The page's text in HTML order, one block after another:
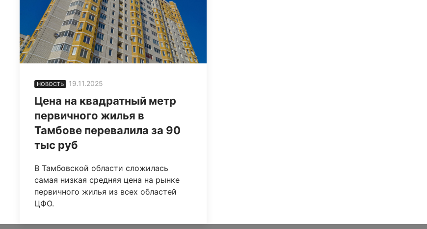
НОВОСТЬ 19.11.2025
Цена на квадратный метр
первичного жилья в
Тамбове перевалила за 90
тыс руб
В Тамбовской области сложилась
самая низкая средняя цена на рынке
первичного жилья из всех областей
ЦФО.